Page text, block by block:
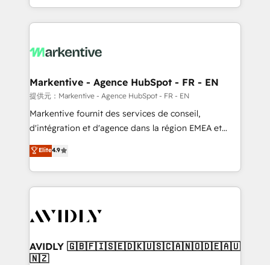
か？ ✓ HubSpot Eliteパートナー認定 ✓ HubSpotアワ
ード受賞・HUGリーダー ✓ ISO27001:2022 /
HubSpot大百科 出版 CRM・AI活用に関するご相談、現
せください。
Loop Marketing framework through expert-led
services, smart agents, and purpose-built apps,
results, fast. ⚙️CRM & RevOps: Align all Hubs to your
🎯Demand Gen & ABM: Drive pipeline with inbound,
ABM, AEO, SEO, & paid media. 👩‍💻Web Design:
Build high-performing websites with UX, messaging,
& conversion strategy that drive results. 🤖AI
AI, & maximize AEO with tailored AI services. 🧩
Integrations: Extend HubSpot with custom
Markentive - Agence HubSpot - FR - EN
提供元：Markentive - Agence HubSpot - FR - EN
Markentive fournit des services de conseil,
d'intégration et d'agence dans la région EMEA et
North America. Avec plus de 115 experts en
marketing automation, Growth, Revops, CRM et
webdesign. Markentive is both a consulting firm, a
digital agency and an integrator. With over 115
CRM and webdesign (We focus on EMEA - USA
Elite4.9
AVIDLY 🇬🇧🇫🇮🇸🇪🇩🇰🇺🇸🇨🇦🇳🇴🇩🇪🇦🇺
🇳🇿